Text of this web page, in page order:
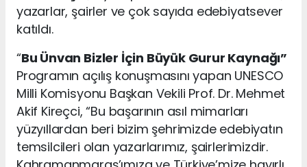
yazarlar, şairler ve çok sayıda edebiyatsever
katıldı.
“Bu Ünvan Bizler İçin Büyük Gurur Kaynağı”
Programın açılış konuşmasını yapan UNESCO
Milli Komisyonu Başkan Vekili Prof. Dr. Mehmet
Akif Kireçci, “Bu başarının asıl mimarları
yüzyıllardan beri bizim şehrimizde edebiyatın
temsilcileri olan yazarlarımız, şairlerimizdir.